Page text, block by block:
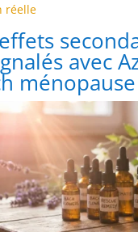
réelle
avec
ménopause